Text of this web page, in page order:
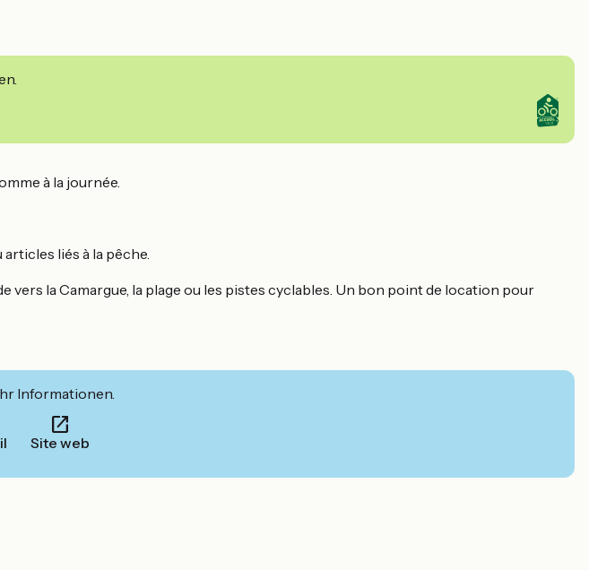
à la journée.
liés à la pêche.
vers la Camargue, la plage ou les pistes cyclables. Un bon point de location pour
Informationen.
Site web